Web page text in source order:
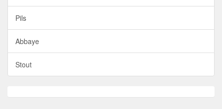
Pils
Abbaye
Stout